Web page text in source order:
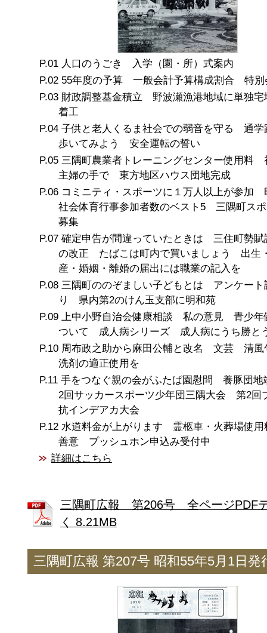
人口のうごき 入学（園・所）式案内
55年度の予算 一般会計予算構成割合 特別
財政調整基金積立 野波瀬漁港地域に単独宅
着工
子供と老人くるま社会での弱音を守る 通学
歩いてみよう 安全運転の誓い
三隅町農業者トレーニングセンター使用料
主婦の手で 東方地区ハウス団地完成
コミニティ・スポーツに１万人以上が参加
社会体育行事参加者数のベスト5 三隅町ス
募集
確定申告が間違っていたときは 三住町勢賦
の改正 たばこは町内で買いましょう 出生
産・婚姻・離婚の届出には職業の記入を
三隅町ののぞましい子どもとは アンケート
り 県内第2のけん玉支部に明和苑
上中小野自治会健康相談 私の意見 青少年
ついて 成人病シリーズ 成人病にうち勝と
周布政之助から麻田公輔と改名 文芸 清
洗剤の適正使用を
手をつなぐ親の会がふたば園慰問 養豚団
2回サッカースポーツ少年団三隅大会 第2回
抗インデアカ大会
水道料金が上がります 霊柩車・火葬場使
善意 プッシュホン申込み受付中
詳細はこちら
三隅町広報 第206号 全ページPDF
く 8.21MB
三隅町広報 第207号 昭和55年5月1日発